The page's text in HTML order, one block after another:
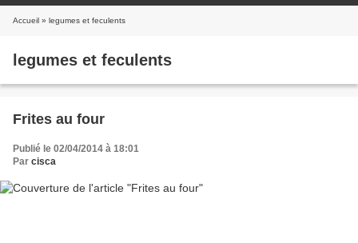
Accueil » legumes et feculents
legumes et feculents
Frites au four
Publié le 02/04/2014 à 18:01
Par cisca